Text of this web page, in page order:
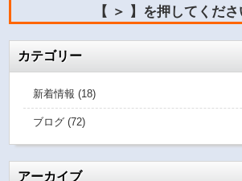
【 ＞ 】を押してくださ
カテゴリー
新着情報 (18)
ブログ (72)
アーカイブ